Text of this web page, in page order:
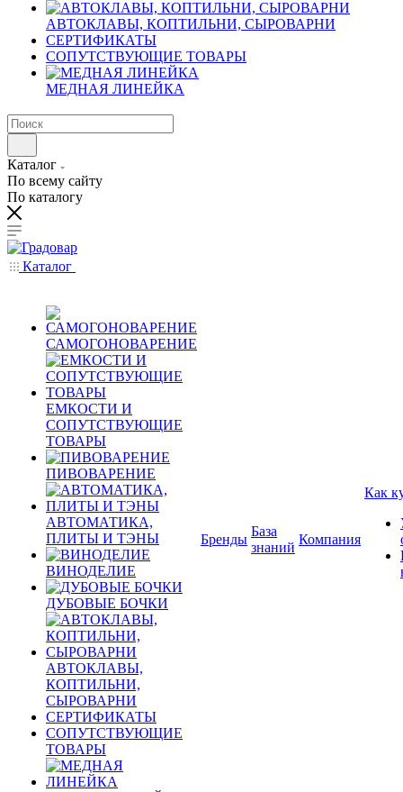
АВТОКЛАВЫ, КОПТИЛЬНИ, СЫРОВАРНИ
СЕРТИФИКАТЫ
СОПУТСТВУЮЩИЕ ТОВАРЫ
МЕДНАЯ ЛИНЕЙКА
Каталог
По всему сайту
По каталогу
Каталог
САМОГОНОВАРЕНИЕ
ЕМКОСТИ И
СОПУТСТВУЮЩИЕ
ТОВАРЫ
ПИВОВАРЕНИЕ
АВТОМАТИКА,
ПЛИТЫ И ТЭНЫ
ВИНОДЕЛИЕ
ДУБОВЫЕ БОЧКИ
АВТОКЛАВЫ,
КОПТИЛЬНИ,
СЫРОВАРНИ
СЕРТИФИКАТЫ
СОПУТСТВУЮЩИЕ
ТОВАРЫ
Бренды
База
знаний
Компания
Как